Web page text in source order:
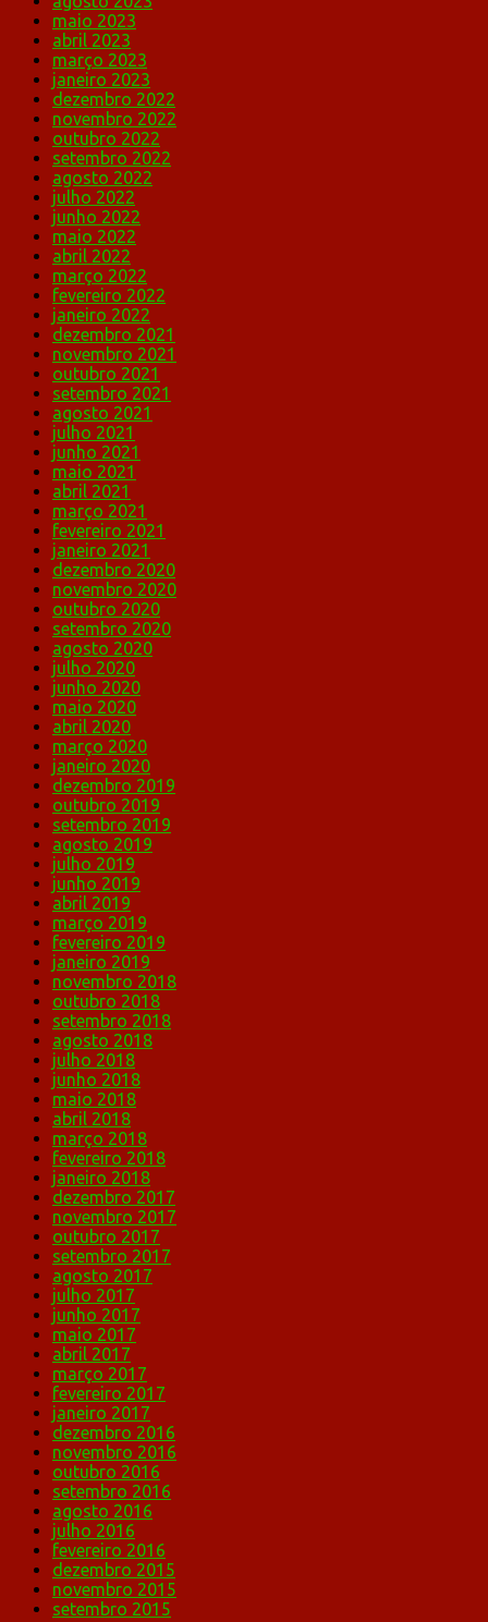
maio 2023
abril 2023
março 2023
janeiro 2023
dezembro 2022
novembro 2022
outubro 2022
setembro 2022
agosto 2022
julho 2022
junho 2022
maio 2022
abril 2022
março 2022
fevereiro 2022
janeiro 2022
dezembro 2021
novembro 2021
outubro 2021
setembro 2021
agosto 2021
julho 2021
junho 2021
maio 2021
abril 2021
março 2021
fevereiro 2021
janeiro 2021
dezembro 2020
novembro 2020
outubro 2020
setembro 2020
agosto 2020
julho 2020
junho 2020
maio 2020
abril 2020
março 2020
janeiro 2020
dezembro 2019
outubro 2019
setembro 2019
agosto 2019
julho 2019
junho 2019
abril 2019
março 2019
fevereiro 2019
janeiro 2019
novembro 2018
outubro 2018
setembro 2018
agosto 2018
julho 2018
junho 2018
maio 2018
abril 2018
março 2018
fevereiro 2018
janeiro 2018
dezembro 2017
novembro 2017
outubro 2017
setembro 2017
agosto 2017
julho 2017
junho 2017
maio 2017
abril 2017
março 2017
fevereiro 2017
janeiro 2017
dezembro 2016
novembro 2016
outubro 2016
setembro 2016
agosto 2016
julho 2016
fevereiro 2016
dezembro 2015
novembro 2015
setembro 2015